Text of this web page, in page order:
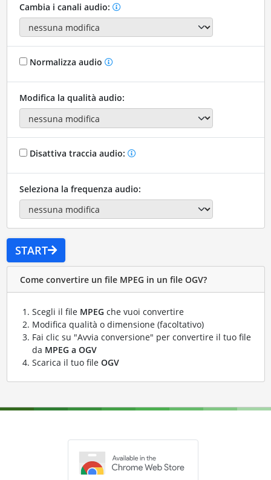
Cambia i canali audio:
Normalizza audio
Modifica la qualità audio:
Disattiva traccia audio:
Seleziona la frequenza audio:
START
Come convertire un file MPEG in un file OGV?
Scegli il file MPEG che vuoi convertire
Modifica qualità o dimensione (facoltativo)
Fai clic su "Avvia conversione" per convertire il tuo file
da MPEG a OGV
Scarica il tuo file OGV